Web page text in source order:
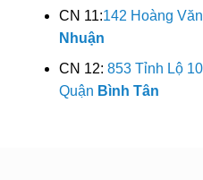
CN 11:142 Hoàng
Nhuận
CN 12: 853 Tỉnh Lộ
Quận Bình Tân